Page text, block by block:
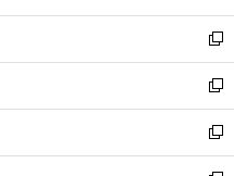
開
く
ン
ド
ウ
で
開
く
ウ
ィ
ン
ド
ウ
で
開
し
い
ウ
ィ
ン
ド
ウ
新
し
い
ウ
ィ
ン
新
し
い
ウ
新
し